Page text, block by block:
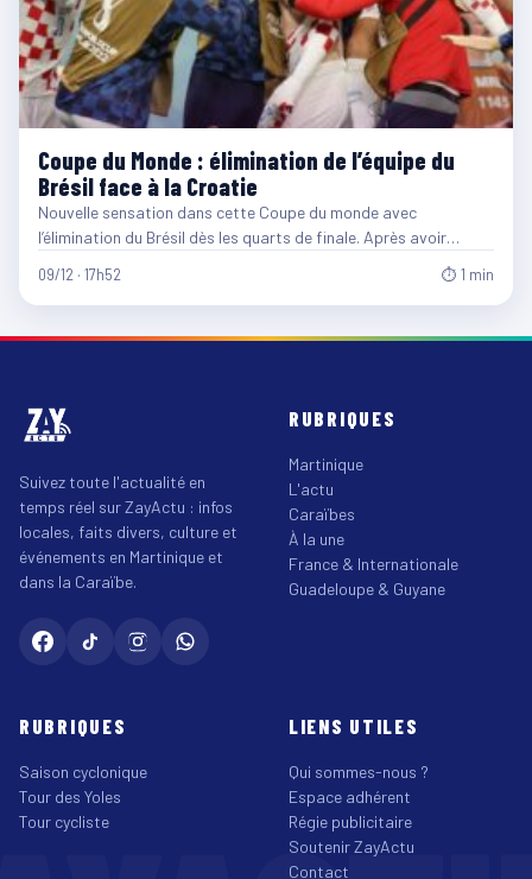
Coupe du Monde : élimination de l’équipe du
Brésil face à la Croatie
Nouvelle sensation dans cette Coupe du monde avec
l’élimination du Brésil dès les quarts de finale. Après avoir…
09/12 · 17h52 ⏱ 1 min
Suivez toute l'actualité en
temps réel sur ZayActu : infos
locales, faits divers, culture et
événements en Martinique et
dans la Caraïbe.
RUBRIQUES
Martinique
L'actu
Caraïbes
À la une
France & Internationale
Guadeloupe & Guyane
RUBRIQUES
Saison cyclonique
Tour des Yoles
Tour cycliste
LIENS UTILES
Qui sommes-nous ?
Espace adhérent
Régie publicitaire
Soutenir ZayActu
Contact